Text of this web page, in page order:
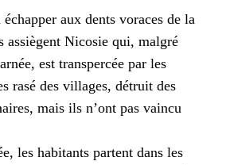
aux dents voraces de la
assiègent Nicosie qui, malgré
est transpercée par les
rasé des villages, détruit des
mais ils n’ont pas vaincu
les habitants partent dans les